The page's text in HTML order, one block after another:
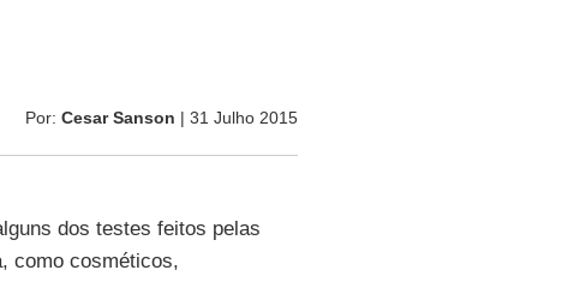
Por: Cesar Sanson | 31 Julho 2015
dos testes feitos pelas
como cosméticos,